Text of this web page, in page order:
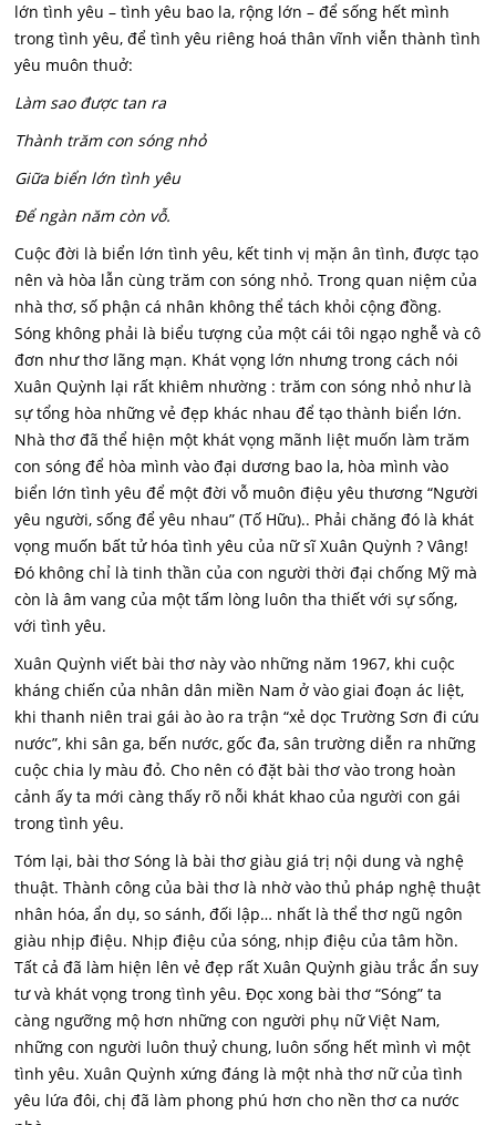
lớn tình yêu – tình yêu bao la, rộng lớn – để sống hết mình
trong tình yêu, để tình yêu riêng hoá thân vĩnh viễn thành tình
yêu muôn thuở:
Làm sao được tan ra
Thành trăm con sóng nhỏ
Giữa biển lớn tình yêu
Để ngàn năm còn vỗ.
Cuộc đời là biển lớn tình yêu, kết tinh vị mặn ân tình, được tạo
nên và hòa lẫn cùng trăm con sóng nhỏ. Trong quan niệm của
nhà thơ, số phận cá nhân không thể tách khỏi cộng đồng.
Sóng không phải là biểu tượng của một cái tôi ngạo nghễ và cô
đơn như thơ lãng mạn. Khát vọng lớn nhưng trong cách nói
Xuân Quỳnh lại rất khiêm nhường : trăm con sóng nhỏ như là
sự tổng hòa những vẻ đẹp khác nhau để tạo thành biển lớn.
Nhà thơ đã thể hiện một khát vọng mãnh liệt muốn làm trăm
con sóng để hòa mình vào đại dương bao la, hòa mình vào
biển lớn tình yêu để một đời vỗ muôn điệu yêu thương “Người
yêu người, sống để yêu nhau” (Tố Hữu).. Phải chăng đó là khát
vọng muốn bất tử hóa tình yêu của nữ sĩ Xuân Quỳnh ? Vâng!
Đó không chỉ là tinh thần của con người thời đại chống Mỹ mà
còn là âm vang của một tấm lòng luôn tha thiết với sự sống,
với tình yêu.
Xuân Quỳnh viết bài thơ này vào những năm 1967, khi cuộc
kháng chiến của nhân dân miền Nam ở vào giai đoạn ác liệt,
khi thanh niên trai gái ào ào ra trận “xẻ dọc Trường Sơn đi cứu
nước”, khi sân ga, bến nước, gốc đa, sân trường diễn ra những
cuộc chia ly màu đỏ. Cho nên có đặt bài thơ vào trong hoàn
cảnh ấy ta mới càng thấy rõ nỗi khát khao của người con gái
trong tình yêu.
Tóm lại, bài thơ Sóng là bài thơ giàu giá trị nội dung và nghệ
thuật. Thành công của bài thơ là nhờ vào thủ pháp nghệ thuật
nhân hóa, ẩn dụ, so sánh, đối lập… nhất là thể thơ ngũ ngôn
giàu nhịp điệu. Nhịp điệu của sóng, nhịp điệu của tâm hồn.
Tất cả đã làm hiện lên vẻ đẹp rất Xuân Quỳnh giàu trắc ẩn suy
tư và khát vọng trong tình yêu. Đọc xong bài thơ “Sóng” ta
càng ngưỡng mộ hơn những con người phụ nữ Việt Nam,
những con người luôn thuỷ chung, luôn sống hết mình vì một
tình yêu. Xuân Quỳnh xứng đáng là một nhà thơ nữ của tình
yêu lứa đôi, chị đã làm phong phú hơn cho nền thơ ca nước